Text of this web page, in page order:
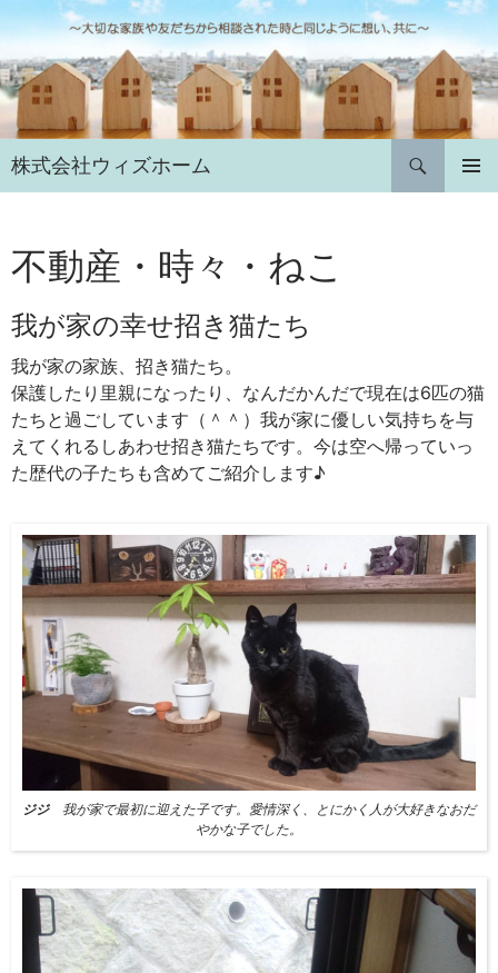
ン
テ
ン
ツ
へ
ス
キ
プ
株式会社ウィズホーム
検
索
不動産・時々・ねこ
我が家の幸せ招き猫たち
我が家の家族、招き猫たち。
保護したり里親になったり、なんだかんだで現在は6匹の猫
たちと過ごしています（＾＾）我が家に優しい気持ちを与
えてくれるしあわせ招き猫たちです。今は空へ帰っていっ
た歴代の子たちも含めてご紹介します♪
ジジ我が家で最初に迎えた子です。愛情深く、とにかく人が大好きなおだ
やかな子でした。